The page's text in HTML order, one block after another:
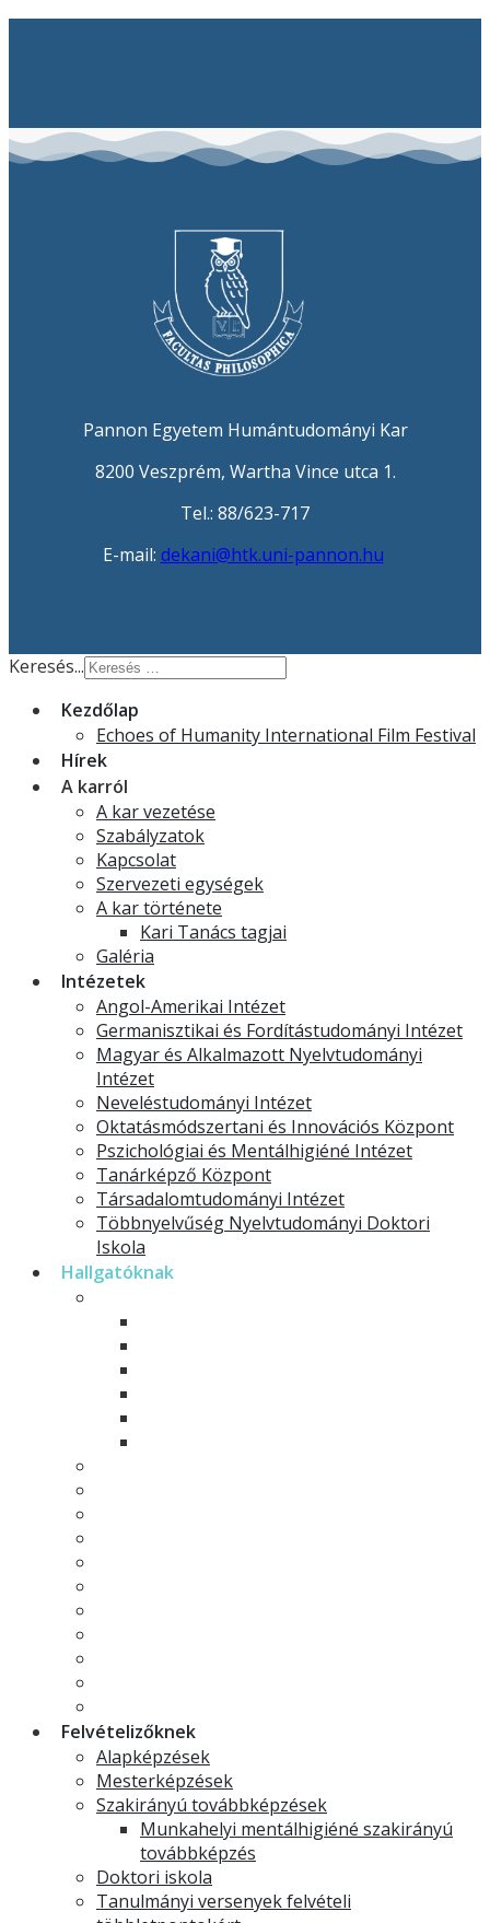
Pannon Egyetem Humántudományi Kar
8200 Veszprém, Wartha Vince utca 1.
Tel.: 88/623-717
E-mail: dekani@htk.uni-pannon.hu
Keresés...
Kezdőlap
Echoes of Humanity International Film Festival
Hírek
A karról
A kar vezetése
Szabályzatok
Kapcsolat
Szervezeti egységek
A kar története
Kari Tanács tagjai
Galéria
Intézetek
Angol-Amerikai Intézet
Germanisztikai és Fordítástudományi Intézet
Magyar és Alkalmazott Nyelvtudományi
Intézet
Neveléstudományi Intézet
Oktatásmódszertani és Innovációs Központ
Pszichológiai és Mentálhigiéné Intézet
Tanárképző Központ
Társadalomtudományi Intézet
Többnyelvűség Nyelvtudományi Doktori
Iskola
Hallgatóknak
Felvételizőknek
Alapképzések
Mesterképzések
Szakirányú továbbképzések
Munkahelyi mentálhigiéné szakirányú
továbbképzés
Doktori iskola
Tanulmányi versenyek felvételi